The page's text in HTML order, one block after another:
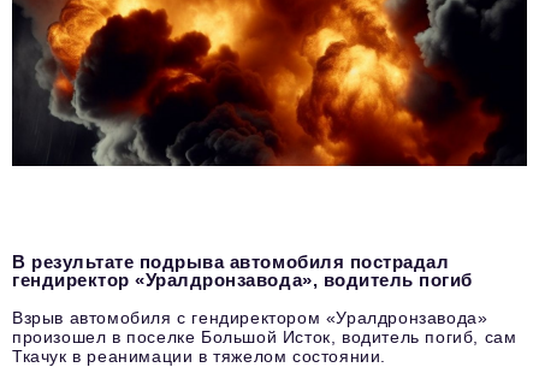
В результате подрыва автомобиля пострадал
гендиректор «Уралдронзавода», водитель погиб
Взрыв автомобиля с гендиректором «Уралдронзавода»
произошел в поселке Большой Исток, водитель погиб, сам
Ткачук в реанимации в тяжелом состоянии.